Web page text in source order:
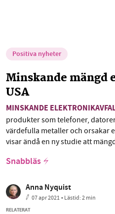
Positiva nyheter
Minskande
USA
MINSKANDE
produkter som telefoner,
värdefulla metaller och orsakar
visar ändå en ny studie att
Snabbläs
Anna Nyquist
07 apr 2021• Lästid:2 min
RELATERAT